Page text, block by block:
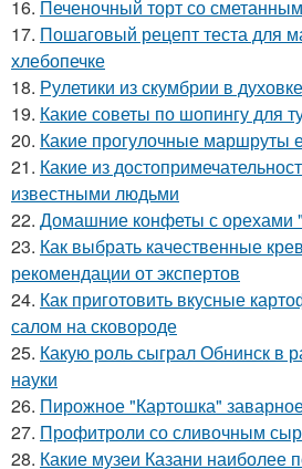
16. Печеночный торт со
17. Пошаговый рецепт теста для
хлебопечке
18. Рулетики из скумбрии в
19. Какие советы по шопингу для
20. Какие прогулочные маршруты
21. Какие из
известными людьми
22. Домашние конфеты с орехами
23. Как выбрать качественные
рекомендации от экспертов
24. Как приготовить вкусные
салом на сковороде
25. Какую роль сыграл Обнинск в
науки
26. Пирожное "Картошка"
27. Профитроли со сливочным
28. Какие музеи Казани наиболее